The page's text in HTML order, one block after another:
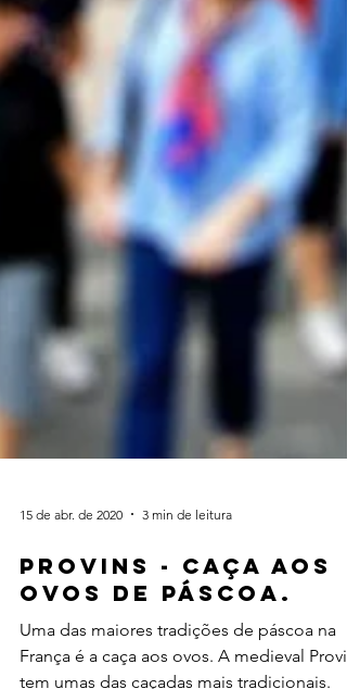
15 de abr. de 2020 3 min de leitura
PROVINS - CAÇA AOS
OVOS DE PÁSCOA.
Uma das maiores tradições de páscoa na